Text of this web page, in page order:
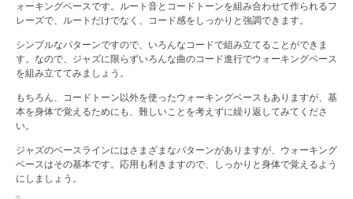
ォーキングベースです。ルート音とコードトーンを組み合わせて作られるフ
レーズで、ルートだけでなく、コード感をしっかりと強調できます。
シンプルなパターンですので、いろんなコードで組み立てることができま
す。なので、ジャズに限らずいろんな曲のコード進行でウォーキングベース
を組み立ててみましょう。
もちろん、コードトーン以外を使ったウォーキングベースもありますが、基
本を身体で覚えるためにも、難しいことを考えずに繰り返してみてくださ
い。
ジャズのベースラインにはさまざまなパターンがありますが、ウォーキング
ベースはその基本です。応用も利きますので、しっかりと身体で覚えるよう
にしましょう。